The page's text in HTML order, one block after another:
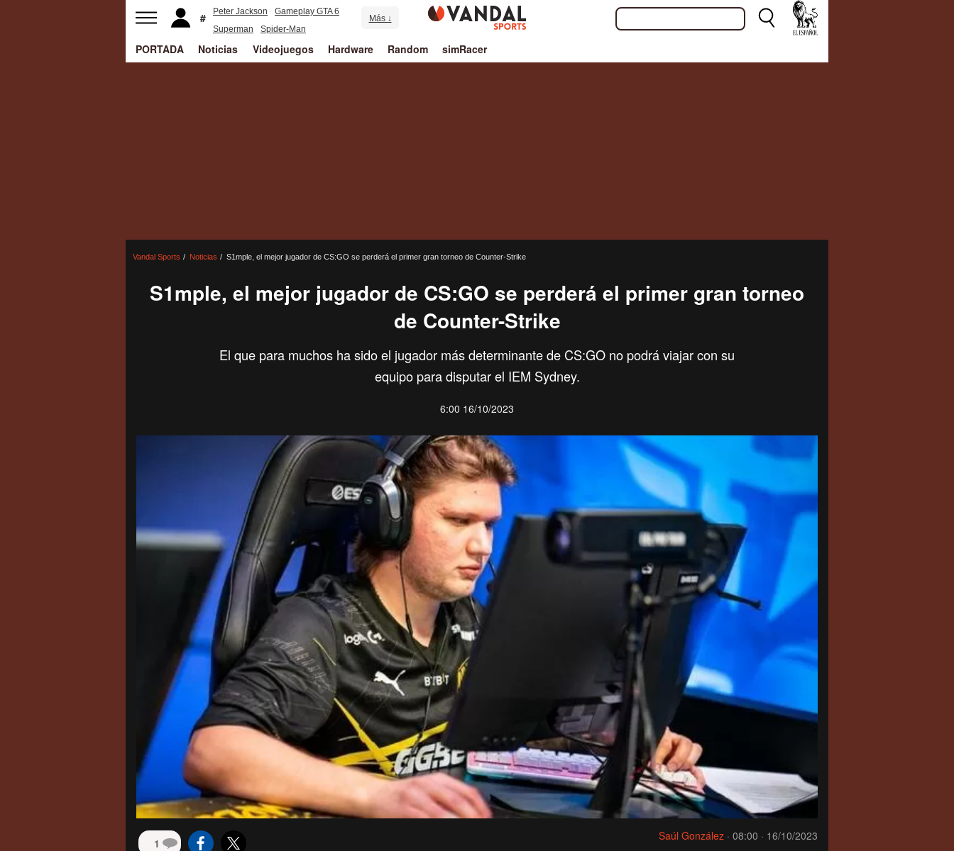
Peter Jackson
Gameplay GTA 6
Superman
Spider-Man
Más ↓
PORTADA Noticias Videojuegos Hardware Random simRacer
Vandal Sports Noticias S1mple, el mejor jugador de CS:GO se perderá el primer gran torneo de Counter-Strike
S1mple, el mejor jugador de CS:GO se perderá el primer gran torneo
de Counter-Strike
El que para muchos ha sido el jugador más determinante de CS:GO no podrá viajar con su
equipo para disputar el IEM Sydney.
6:00 16/10/2023
1
Saúl González · 08:00 · 16/10/2023